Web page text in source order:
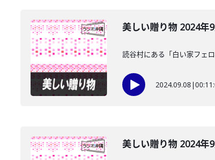
美しい贈り物 2024年
読谷村にある「白い家フェ
2024.09.08 |
美しい贈り物 2024年